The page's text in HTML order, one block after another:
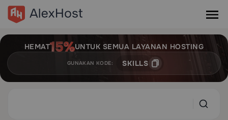
HEMAT UNTUK SEMUA LAYANAN HOSTING
GUNAKAN KODE: SKILLS